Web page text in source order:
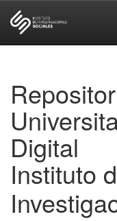
Digital
Instituto